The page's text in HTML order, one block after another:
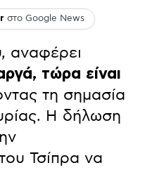
στο Google News
αναφέρει
τώρα είναι
τη σημασία
Η δήλωση
Τσίπρα να